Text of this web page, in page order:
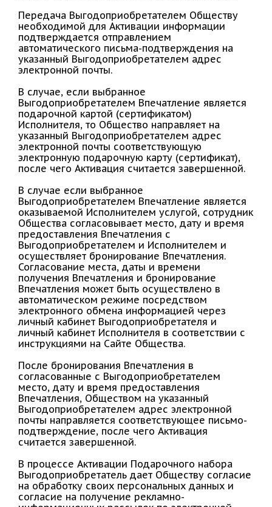
Передача Выгодоприобретателем Обществу
необходимой для Активации информации
подтверждается отправлением
автоматического письма-подтверждения на
указанный Выгодоприобретателем адрес
электронной почты.
В случае, если выбранное
Выгодоприобретателем Впечатление является
подарочной картой (сертификатом)
Исполнителя, то Общество направляет на
указанный Выгодоприобретателем адрес
электронной почты соответствующую
электронную подарочную карту (сертификат),
после чего Активация считается завершенной.
В случае если выбранное
Выгодоприобретателем Впечатление является
оказываемой Исполнителем услугой, сотрудник
Общества согласовывает место, дату и время
предоставления Впечатления с
Выгодоприобретателем и Исполнителем и
осуществляет бронирование Впечатления.
Согласование места, даты и времени
получения Впечатления и бронирование
Впечатления может быть осуществлено в
автоматическом режиме посредством
электронного обмена информацией через
личный кабинет Выгодоприобретателя и
личный кабинет Исполнителя в соответствии с
инструкциями на Сайте Общества.
После бронирования Впечатления в
согласованные с Выгодоприобретателем
место, дату и время предоставления
Впечатления, Обществом на указанный
Выгодоприобретателем адрес электронной
почты направляется соответствующее письмо-
подтверждение, после чего Активация
считается завершенной.
В процессе Активации Подарочного набора
Выгодоприобретатель дает Обществу согласие
на обработку своих персональных данных и
согласие на получение рекламно-